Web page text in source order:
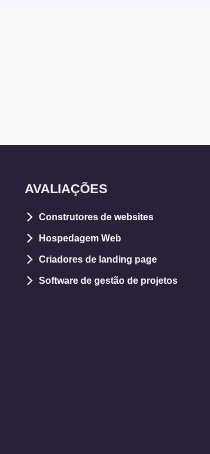
AVALIAÇÕES
Construtores de websites
Hospedagem Web
Criadores de landing page
Software de gestão de projetos